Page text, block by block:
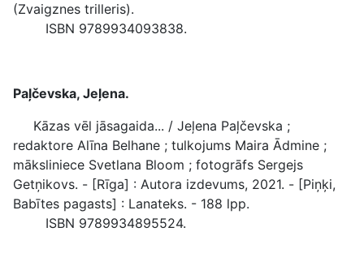
(Zvaigznes trilleris).
ISBN 9789934093838.
Paļčevska, Jeļena.
Kāzas vēl jāsagaida... / Jeļena Paļčevska ;
redaktore Alīna Belhane ; tulkojums Maira Ādmine ;
māksliniece Svetlana Bloom ; fotogrāfs Sergejs
Getņikovs. - [Rīga] : Autora izdevums, 2021. - [Piņķi,
Babītes pagasts] : Lanateks. - 188 lpp.
ISBN 9789934895524.